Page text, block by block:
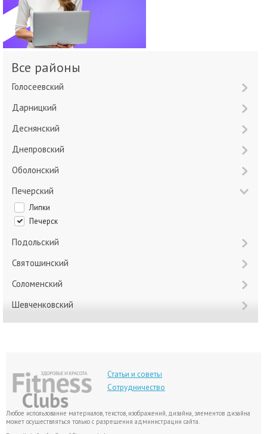
Все районы
Голосеевский
Дарницкий
Деснянский
Днепровский
Оболонский
Печерский
Липки
Печерск
Подольский
Святошинский
Соломенский
Шевченковский
Статьи и советы
Сотрудничество
Любое использование материалов, текстов, изображений, дизайна, элементов дизайна
может осуществляться только с разрешения администрации сайта.